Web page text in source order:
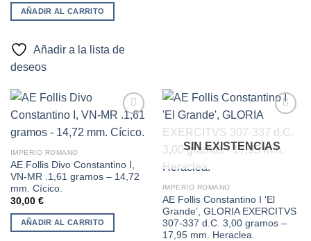
AÑADIR AL CARRITO
Añadir a la lista de
deseos
lista de
deseos
IMPERIO ROMANO
AE Follis Divo Constantino I,
VN-MR .1,61 gramos – 14,72
mm. Cícico.
30,00 €
AÑADIR AL CARRITO
Añadir
SIN EXISTENCIAS
IMPERIO ROMANO
AE Follis Constantino I ‘El
Grande’, GLORIA EXERCITVS
307-337 d.C. 3,00 gramos –
17,95 mm. Heraclea.